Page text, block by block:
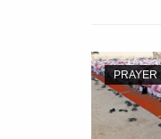
PRAYER